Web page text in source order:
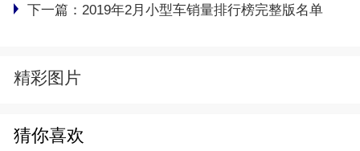
下一篇： 2019年2月小型车销量排行榜完整版名单
精彩图片
猜你喜欢